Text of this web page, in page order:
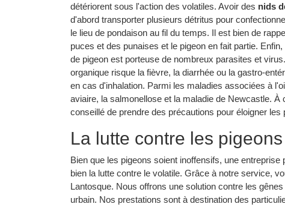
détériorent sous l'action des volatiles. Avoir des nids
d'abord transporter plusieurs détritus pour
le lieu de pondaison au fil du temps. Il est bien de
puces et des punaises et le pigeon en fait partie.
de pigeon est porteuse de nombreux parasites et
organique risque la fièvre, la diarrhée ou la gastro-
en cas d'inhalation. Parmi les maladies associées à
aviaire, la salmonellose et la maladie de Newcastle.
conseillé de prendre des précautions pour éloigner les
La lutte contre les
Bien que les pigeons soient inoffensifs, une
bien la lutte contre le volatile. Grâce à notre service,
Lantosque. Nous offrons une solution contre les
urbain. Nos prestations sont à destination des